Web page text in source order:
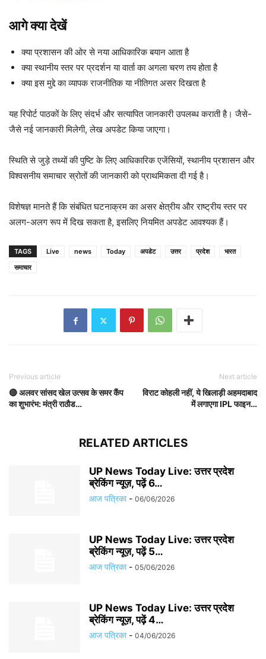
आगे क्या देखें
क्या प्रशासन की ओर से नया आधिकारिक बयान आता है
क्या स्थानीय स्तर पर प्रदर्शन या वार्ता का अगला चरण तय होता है
क्या इस मुद्दे का व्यापक राजनीतिक या नीतिगत असर दिखता है
यह रिपोर्ट पाठकों के लिए संदर्भ और सत्यापित जानकारी उपलब्ध कराती है। जैसे-
जैसे नई जानकारी मिलेगी, लेख अपडेट किया जाएगा।
स्थिति से जुड़े तथ्यों की पुष्टि के लिए आधिकारिक एजेंसियों, स्थानीय प्रशासन और
विश्वसनीय समाचार स्रोतों की जानकारी को प्राथमिकता दी गई है।
विशेषज्ञ मानते हैं कि संबंधित घटनाक्रम का असर क्षेत्रीय और राष्ट्रीय स्तर पर
अलग-अलग रूप में दिख सकता है, इसलिए नियमित अपडेट आवश्यक हैं।
TAGS Live news Today अपडेट उत्तर प्रदेश
भारत
समाचार
Previous article
🔴 अलवर सांसद खेल उत्सव के समर कैंप
का शुभारंभ: मंत्री राठौड…
Next article
विराट कोहली नहीं, ये खिलाड़ी अहमदाबाद
में लगाएगा IPL फाइन…
RELATED ARTICLES
UP News Today Live: उत्तर प्रदेश
ब्रेकिंग न्यूज़, पढ़ें 6…
आज पत्रिका - 06/06/2026
UP News Today Live: उत्तर प्रदेश
ब्रेकिंग न्यूज़, पढ़ें 5…
आज पत्रिका - 05/06/2026
UP News Today Live: उत्तर प्रदेश
ब्रेकिंग न्यूज़, पढ़ें 4…
आज पत्रिका - 04/06/2026